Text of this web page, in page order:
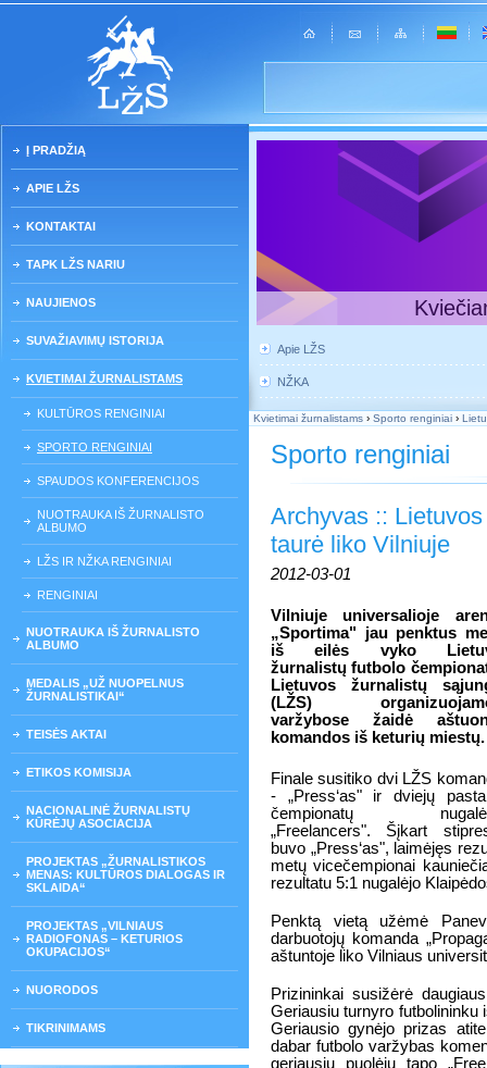
Į PRADŽIĄ
APIE LŽS
KONTAKTAI
TAPK LŽS NARIU
NAUJIENOS
SUVAŽIAVIMŲ ISTORIJA
KVIETIMAI ŽURNALISTAMS
KULTŪROS RENGINIAI
SPORTO RENGINIAI
SPAUDOS KONFERENCIJOS
NUOTRAUKA IŠ ŽURNALISTO
ALBUMO
LŽS IR NŽKA RENGINIAI
RENGINIAI
NUOTRAUKA IŠ ŽURNALISTO
ALBUMO
MEDALIS „UŽ NUOPELNUS
ŽURNALISTIKAI“
TEISĖS AKTAI
ETIKOS KOMISIJA
NACIONALINĖ ŽURNALISTŲ
KŪRĖJŲ ASOCIACIJA
PROJEKTAS „ŽURNALISTIKOS
MENAS: KULTŪROS DIALOGAS IR
SKLAIDA“
PROJEKTAS „VILNIAUS
RADIOFONAS – KETURIOS
OKUPACIJOS“
NUORODOS
TIKRINIMAMS
Apie LŽS
NŽKA
Kvietimai žurnalistams › Sporto renginiai ›
Sporto renginiai
Archyvas ::
taurė liko Vilniuje
2012-03-01
Vilniuje universalioje
„Sportima" jau penktus
iš eilės vyko
žurnalistų futbolo
Lietuvos žurnalistų
(LŽS)
varžybose žaidė
komandos iš keturių miestų.
Finale susitiko dvi LŽS
- „Press‘as" ir dviejų
čempionatų
„Freelancers". Šįkart
buvo „Press‘as", laimėjęs
metų vicečempionai
rezultatu 5:1 nugalėjo
Penktą vietą užėmė
darbuotojų komanda
aštuntoje liko Vilniaus
Prizininkai susižėrė
Geriausiu turnyro futbolininku
Geriausio gynėjo prizas
dabar futbolo varžybas
geriausiu puolėju tapo